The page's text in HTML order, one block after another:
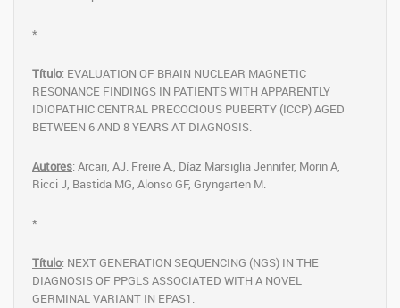
*
Título: EVALUATION OF BRAIN NUCLEAR MAGNETIC
RESONANCE FINDINGS IN PATIENTS WITH APPARENTLY
IDIOPATHIC CENTRAL PRECOCIOUS PUBERTY (ICCP) AGED
BETWEEN 6 AND 8 YEARS AT DIAGNOSIS.
Autores: Arcari, AJ. Freire A., Díaz Marsiglia Jennifer, Morin A,
Ricci J, Bastida MG, Alonso GF, Gryngarten M.
*
Título: NEXT GENERATION SEQUENCING (NGS) IN THE
DIAGNOSIS OF PPGLS ASSOCIATED WITH A NOVEL
GERMINAL VARIANT IN EPAS1.